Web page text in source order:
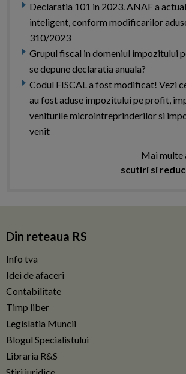
Declaratia 101 in 2023. ANAF a
inteligent, conform modificarilor
310/2023
Grupul fiscal in domeniul impozitului
se depune declaratia anuala?
Codul FISCAL a fost modificat! Vezi
au fost aduse impozitului pe profit,
veniturile microintreprinderilor si
venit
Mai multe
scutiri si
Din reteaua RS
Info tva
Idei de afaceri
Contabilitate
Timp liber
Legislatia Muncii
Blogul Specialistului
Libraria R&S